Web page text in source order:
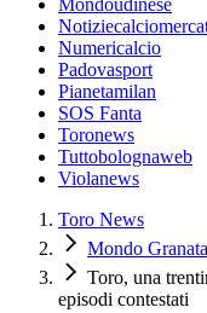
Mondoudinese
Numericalcio
Padovasport
Pianetamilan
SOS Fanta
Toronews
Tuttobolognaweb
Violanews
Toro News
Mondo Granata
Toro, una
episodi contestati